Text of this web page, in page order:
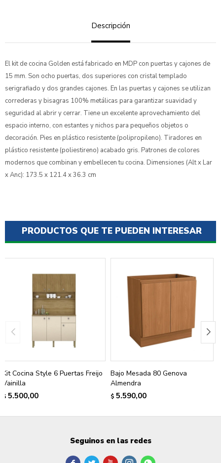
Descripción
El kit de cocina Golden está fabricado en MDP con puertas y cajones de
15 mm. Son ocho puertas, dos superiores con cristal templado
serigrafiado y dos grandes cajones. En las puertas y cajones se utilizan
correderas y bisagras 100% metálicas para garantizar suavidad y
seguridad al abrir y cerrar. Tiene un excelente aprovechamiento del
espacio interno, con estantes y nichos para pequeños objetos o
decoración. Pies en plástico resistente (polipropileno). Tiradores en
plástico resistente (poliestireno) acabado gris. Patrones de colores
modernos que combinan y embellecen tu cocina. Dimensiones (Alt x Lar
x Anc): 173.5 x 121.4 x 36.3 cm
PRODUCTOS QUE TE PUEDEN INTERESAR
Kit Cocina Style 6 Puertas Freijo
Vainilla
$ 5.500,00
Bajo Mesada 80 Genova
Almendra
$ 5.590,00
Seguinos en las redes